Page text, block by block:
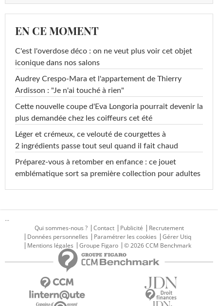
EN CE MOMENT
C'est l'overdose déco : on ne veut plus voir cet objet
iconique dans nos salons
Audrey Crespo-Mara et l'appartement de Thierry
Ardisson : "Je n'ai touché à rien"
Cette nouvelle coupe d'Eva Longoria pourrait devenir la
plus demandée chez les coiffeurs cet été
Léger et crémeux, ce velouté de courgettes à
2 ingrédients passe tout seul quand il fait chaud
Préparez-vous à retomber en enfance : ce jouet
emblématique sort sa première collection pour adultes
...
Qui sommes-nous ?
Contact Publicité
Recrutement
Données personnelles
Paramétrer les cookies
Gérer Utiq
Mentions légales
Groupe Figaro © 2026 CCM Benchmark